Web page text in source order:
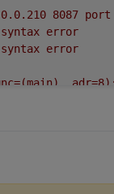
.0.210 8087 port
syntax error
syntax error
adr=8):
Expected value